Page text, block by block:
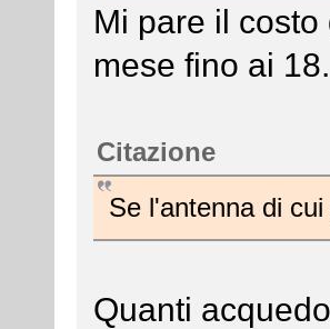
Mi pare il
mese fino ai 18.
Citazione
Se l'antenna di
Quanti